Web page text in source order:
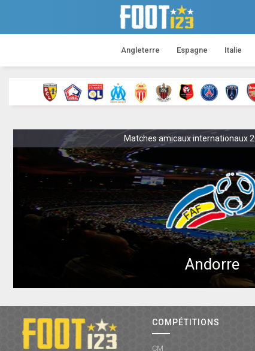
Angleterre Espagne Italie
Matches amicaux internationaux
Andorre
COMPÉTITIONS
CM